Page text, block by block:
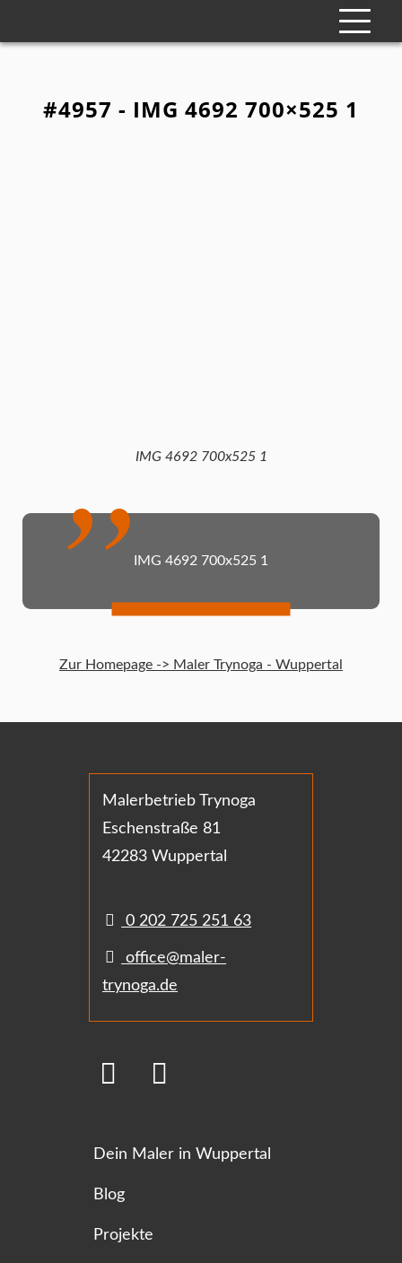
#4957 - IMG 4692 700×525 1
IMG 4692 700x525 1
IMG 4692 700x525 1
Zur Homepage -> Maler Trynoga - Wuppertal
Malerbetrieb Trynoga
Eschenstraße 81
42283 Wuppertal
0 202 725 251 63
office@maler-
trynoga.de
Dein Maler in Wuppertal
Blog
Projekte